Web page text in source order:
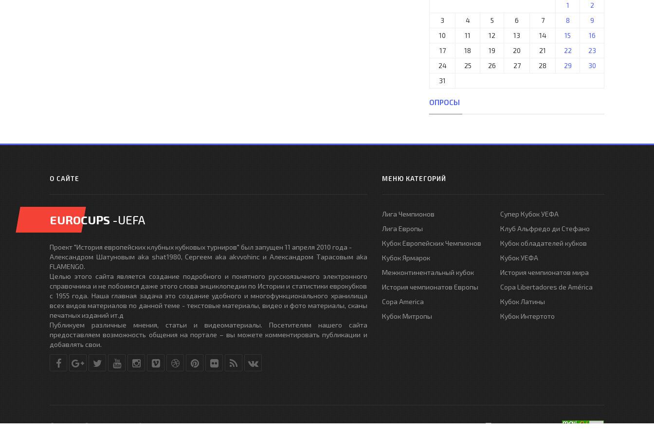
1
2
3
4 5 6 7 8
9
10
11 12 13 14 15
16
17
18 19 20 21 22
23
24
25 26 27 28 29
30
31
ОПРОСЫ
О САЙТЕ
EUROCUPS -UEFA
Проект "История европейских клубных кубковых турниров" был запущен 11 апреля 2010 года -
Александром Шатуновым aka shat1980, Сергеем aka akvvohinc и Александром Тарасовым aka
FLAMENGO.
Целью этого сайта является создание подробного и понятного русскоязычного электронного
справочника и не побоимся даже этого слова энциклопедии по Истории и статистики еврокубков
с 1955 года. Наша главная задача это создание удобного и многофункционального хранилища
всех видов материалов по данной теме - текстовые материалы, видео и фото материалы, сканы
печатных изданий ит.д
Публикуем различные мнения, статьи и видеоматериалы. Посетителям нашего сайта
предоставляем возможность общения на портале – вы можете комментировать публикации и
добавлять свои.
МЕНЮ КАТЕГОРИЙ
Лига Чемпионов
Лига Европы
Кубок Европейских Чемпионов
Кубок Ярмарок
Межконтинентальный кубок
История чемпионатов Европы
Copa America
Кубок Митропы
Супер Кубок УЕФА
Клуб Альфредо ди Стефано
Кубок обладателей кубков
Кубок УЕФА
История чемпионатов мира
Copa Libertadores de América
Кубок Латины
Кубок Интертото
© Copyright © 2010-2017. Разработано студиейDLE-THEME.RU- All Rights Reserved.